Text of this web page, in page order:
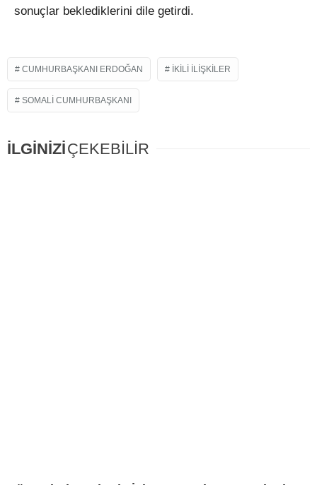
sonuçlar beklediklerini dile getirdi.
CUMHURBAŞKANI ERDOĞAN IKILI ILIŞKILER
SOMALI CUMHURBAŞKANI
İLGİNİZİÇEKEBİLİR